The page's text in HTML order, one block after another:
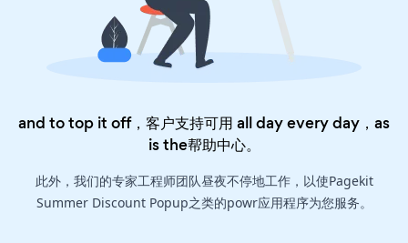
and to top it off，客户支持可用 all day every day，as
is the帮助中心。
此外，我们的专家工程师团队昼夜不停地工作，以使Pagekit
Summer Discount Popup之类的powr应用程序为您服务。